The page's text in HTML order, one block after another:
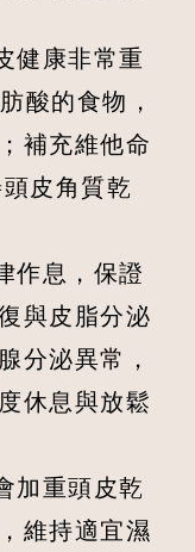
健康非常重
酸的食物，
補充維他命
皮角質乾
作息，保證
與皮脂分泌
分泌異常，
休息與放鬆
加重頭皮乾
維持適宜濕